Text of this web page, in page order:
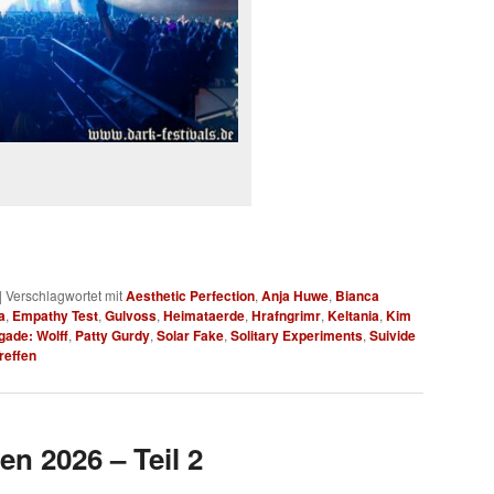
| Verschlagwortet mitAesthetic Perfection, Anja Huwe, Bianca
, Empathy Test, Gulvoss, Heimataerde, Hrafngrimr, Keltania, Kim
Wolff, Patty Gurdy, Solar Fake, Solitary Experiments, Suivide
2026 – Teil 2